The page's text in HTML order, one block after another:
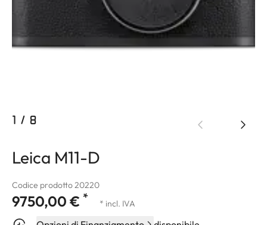
1 / 8
Leica M11-D
Codice prodotto 20220
9750,00 € * * incl. IVA